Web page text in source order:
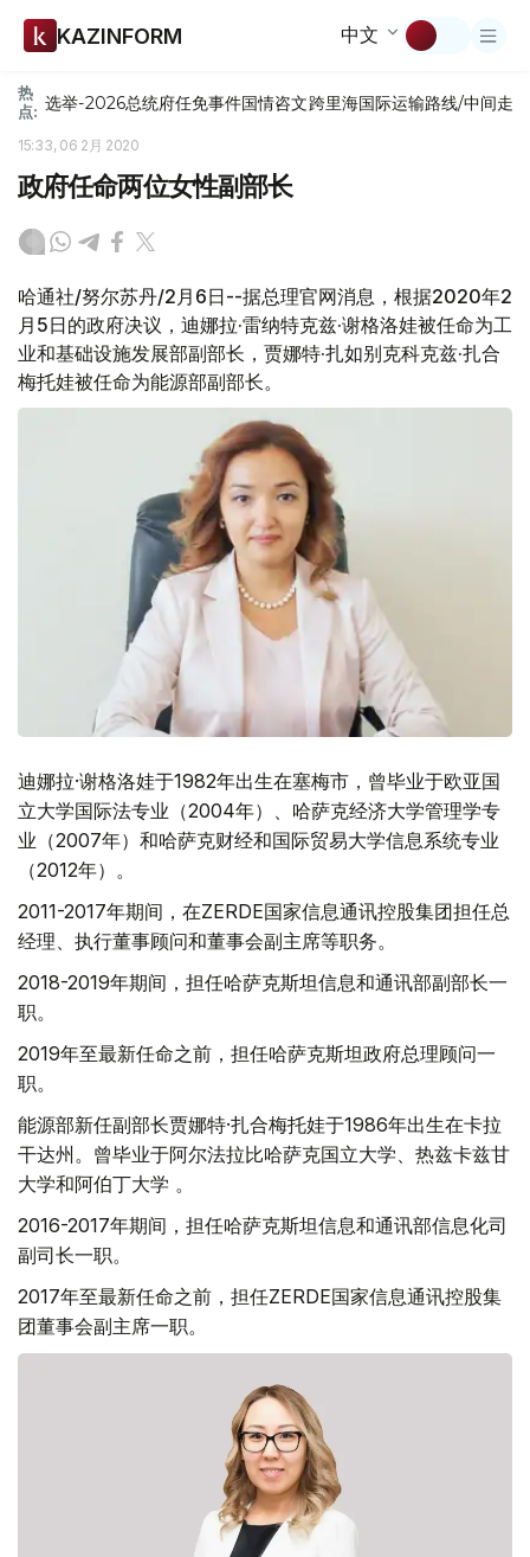
KAZINFORM 中文
热
点: 选举-2026总统府任免事件国情咨文跨里海国际运输路线/中间走廊
15:33, 06 2月 2020
政府任命两位女性副部长
哈通社/努尔苏丹/2月6日--据总理官网消息，根据2020年2
月5日的政府决议，迪娜拉·雷纳特克兹·谢格洛娃被任命为工
业和基础设施发展部副部长，贾娜特·扎如别克科克兹·扎合
梅托娃被任命为能源部副部长。
迪娜拉·谢格洛娃于1982年出生在塞梅市，曾毕业于欧亚国
立大学国际法专业（2004年）、哈萨克经济大学管理学专
业（2007年）和哈萨克财经和国际贸易大学信息系统专业
（2012年）。
2011-2017年期间，在ZERDE国家信息通讯控股集团担任总
经理、执行董事顾问和董事会副主席等职务。
2018-2019年期间，担任哈萨克斯坦信息和通讯部副部长一
职。
2019年至最新任命之前，担任哈萨克斯坦政府总理顾问一
职。
能源部新任副部长贾娜特·扎合梅托娃于1986年出生在卡拉
干达州。曾毕业于阿尔法拉比哈萨克国立大学、热兹卡兹甘
大学和阿伯丁大学 。
2016-2017年期间，担任哈萨克斯坦信息和通讯部信息化司
副司长一职。
2017年至最新任命之前，担任ZERDE国家信息通讯控股集
团董事会副主席一职。